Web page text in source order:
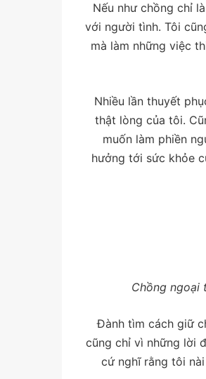
Nếu như chồng chỉ
với người tình. Tôi
mà làm những việc
Nhiều lần thuyết
thật lòng của tôi.
muốn làm phiền
hưởng tới sức khỏe
Chồng ngoại
Đành tìm cách giữ
cũng chỉ vì những lời
cứ nghĩ rằng tôi